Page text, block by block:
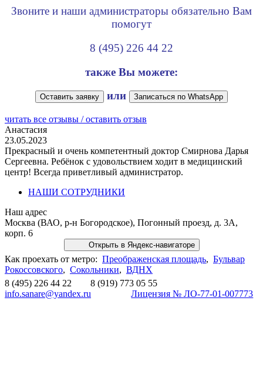
Звоните и наши администраторы обязательно Вам
помогут
8 (495) 226 44 22
также Вы можете:
Оставить заявку или Записаться по WhatsApp
читать все отзывы / оставить отзыв
Анастасия
23.05.2023
Прекрасный и очень компетентный доктор Смирнова Дарья
Сергеевна. Ребёнок с удовольствием ходит в медицинский
центр! Всегда приветливый администратор.
НАШИ СОТРУДНИКИ
Наш адрес
Москва (ВАО, р-н Богородское), Погонный проезд, д. 3А,
корп. 6
Открыть в Яндекс-навигаторе
Как проехать от метро: Преображенская площадь, Бульвар
Рокоссовского, Сокольники, ВДНХ
8 (495) 226 44 22 8 (919) 773 05 55
info.sanare@yandex.ru
Лицензия № ЛО-77-01-007773